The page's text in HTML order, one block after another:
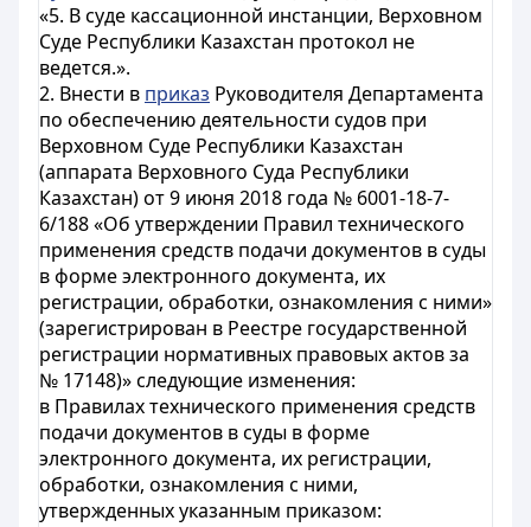
«5. В суде кассационной инстанции, Верховном
Суде Республики Казахстан протокол не
ведется.».
2. Внести в приказ Руководителя Департамента
по обеспечению деятельности судов при
Верховном Суде Республики Казахстан
(аппарата Верховного Суда Республики
Казахстан) от 9 июня 2018 года № 6001-18-7-
6/188 «Об утверждении Правил технического
применения средств подачи документов в суды
в форме электронного документа, их
регистрации, обработки, ознакомления с ними»
(зарегистрирован в Реестре государственной
регистрации нормативных правовых актов за
№ 17148)» следующие изменения:
в Правилах технического применения средств
подачи документов в суды в форме
электронного документа, их регистрации,
обработки, ознакомления с ними,
утвержденных указанным приказом: